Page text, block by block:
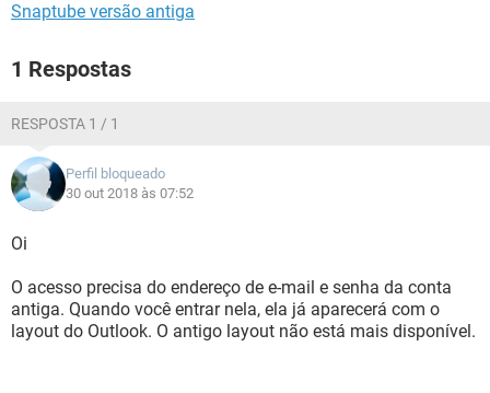
Snaptube versão antiga
1 Respostas
RESPOSTA 1 / 1
Perfil bloqueado
30 out 2018 às 07:52
Oi
O acesso precisa do endereço de e-mail e senha da conta
antiga. Quando você entrar nela, ela já aparecerá com o
layout do Outlook. O antigo layout não está mais disponível.